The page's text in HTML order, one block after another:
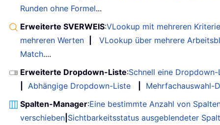
Runden ohne Formel...
Erweiterte SVERWEIS:VLookup mit mehreren
mehreren Werten
VLookup über mehrere
Match....
Erweiterte Dropdown-Liste:Schnell eine
Abhängige Dropdown-Liste
Mehrfachauswahl-
Spalten-Manager:Eine bestimmte Anzahl von
verschieben Sichtbarkeitsstatus ausgeblendeter